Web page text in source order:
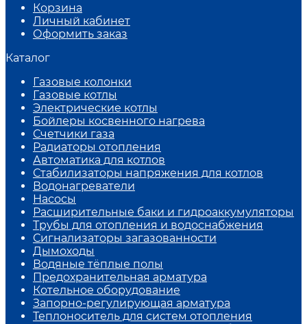
Корзина
Личный кабинет
Оформить заказ
Каталог
Газовые колонки
Газовые котлы
Электрические котлы
Бойлеры косвенного нагрева
Счетчики газа
Радиаторы отопления
Автоматика для котлов
Стабилизаторы напряжения для котлов
Водонагреватели
Насосы
Расширительные баки и гидроаккумуляторы
Трубы для отопления и водоснабжения
Сигнализаторы загазованности
Дымоходы
Водяные тёплые полы
Предохранительная арматура
Котельное оборудование
Запорно-регулирующая арматура
Теплоноситель для систем отопления